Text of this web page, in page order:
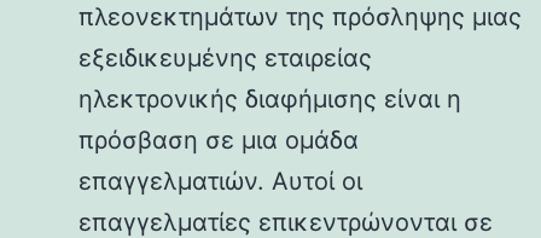
πλεονεκτημάτων της πρόσληψης μιας
εξειδικευμένης εταιρείας
ηλεκτρονικής διαφήμισης είναι η
πρόσβαση σε μια ομάδα
επαγγελματιών. Αυτοί οι
επαγγελματίες επικεντρώνονται σε